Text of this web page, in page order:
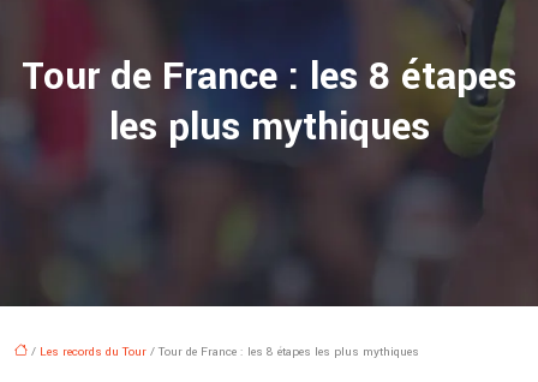
Tour de France : les 8 étapes
les plus mythiques
/ Les records du Tour / Tour de France : les 8 étapes les plus mythiques